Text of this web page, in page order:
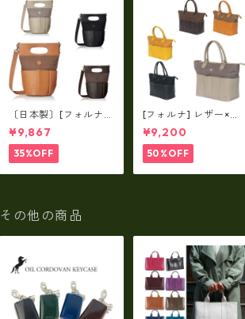
〔日本製〕[フォルナ]
レザー×パラフィン筒
型2way シュリンクレ
ザー×79Aパラフィ
ン fo-259630
¥9,867
35%OFF
[フォルナ] レザー×パ
ラフィン筒型2way シ
ュリンクレザー×79A
パラフィン トートL f
o-259632
¥9,200
50%OFF
その他の商品